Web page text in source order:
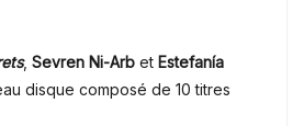
, Sevren Ni-Arb et Estefanía
disque composé de 10 titres